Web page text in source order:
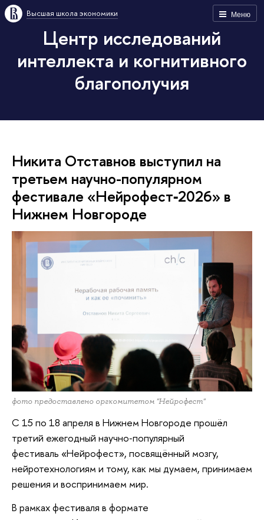
Меню
Высшая школа экономики
Центр исследований
интеллекта и когнитивного
благополучия
Никита Отставнов выступил на
третьем научно-популярном
фестивале «Нейрофест‑2026» в
Нижнем Новгороде
фото предоставлено оргкомитетом "Нейрофест"
С 15 по 18 апреля в Нижнем Новгороде прошёл
третий ежегодный научно‑популярный
фестиваль «Нейрофест», посвящённый мозгу,
нейротехнологиям и тому, как мы думаем, принимаем
решения и воспринимаем мир.
В рамках фестиваля в формате